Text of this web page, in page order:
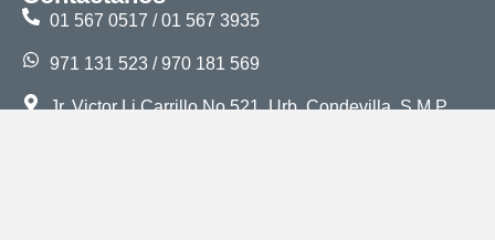
01 567 0517 / 01 567 3935
971 131 523 / 970 181 569
Jr. Victor Li Carrillo No 521, Urb. Condevilla, S.M.P.